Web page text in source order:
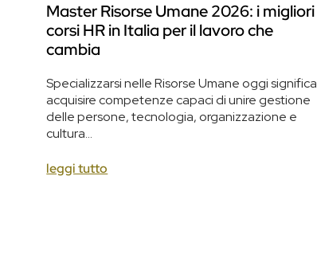
Master Risorse Umane 2026: i migliori
corsi HR in Italia per il lavoro che
cambia
Specializzarsi nelle Risorse Umane oggi significa
acquisire competenze capaci di unire gestione
delle persone, tecnologia, organizzazione e
cultura...
leggi tutto